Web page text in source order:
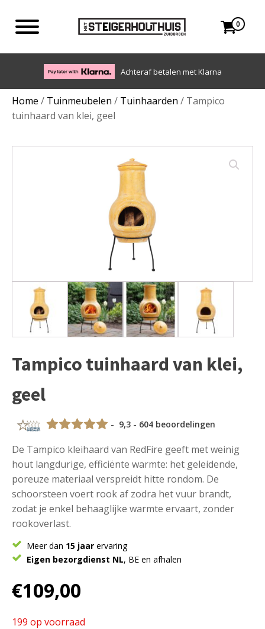
0
Eigen bezorgdienst in NL en BE. Afhalen ook mogelijk.
Home / Tuinmeubelen / Tuinhaarden / Tampico
tuinhaard van klei, geel
Tampico tuinhaard van klei,
geel
- 9,3 - 604 beoordelingen
De Tampico kleihaard van RedFire geeft met weinig
hout langdurige, efficiënte warmte: het geleidende,
poreuze materiaal verspreidt hitte rondom. De
schoorsteen voert rook af zodra het vuur brandt,
zodat je enkel behaaglijke warmte ervaart, zonder
rookoverlast.
Meer dan 15 jaar ervaring
Eigen bezorgdienst NL, BE en afhalen
€109,00
199 op voorraad